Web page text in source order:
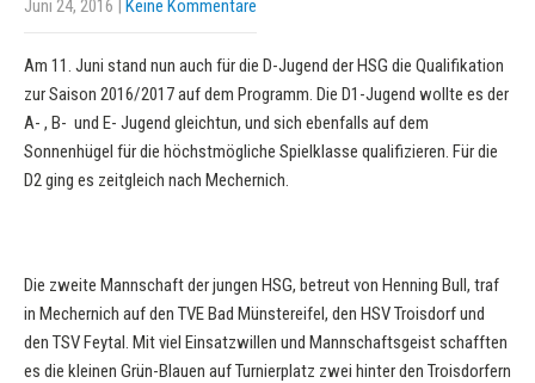
Juni 24, 2016 Keine Kommentare
Am 11. Juni stand nun auch für die D-Jugend der HSG die Qualifikation
zur Saison 2016/2017 auf dem Programm. Die D1-Jugend wollte es der
A- , B- und E- Jugend gleichtun, und sich ebenfalls auf dem
Sonnenhügel für die höchstmögliche Spielklasse qualifizieren. Für die
D2 ging es zeitgleich nach Mechernich.
Die zweite Mannschaft der jungen HSG, betreut von Henning Bull, traf
in Mechernich auf den TVE Bad Münstereifel, den HSV Troisdorf und
den TSV Feytal. Mit viel Einsatzwillen und Mannschaftsgeist schafften
es die kleinen Grün-Blauen auf Turnierplatz zwei hinter den Troisdorfern